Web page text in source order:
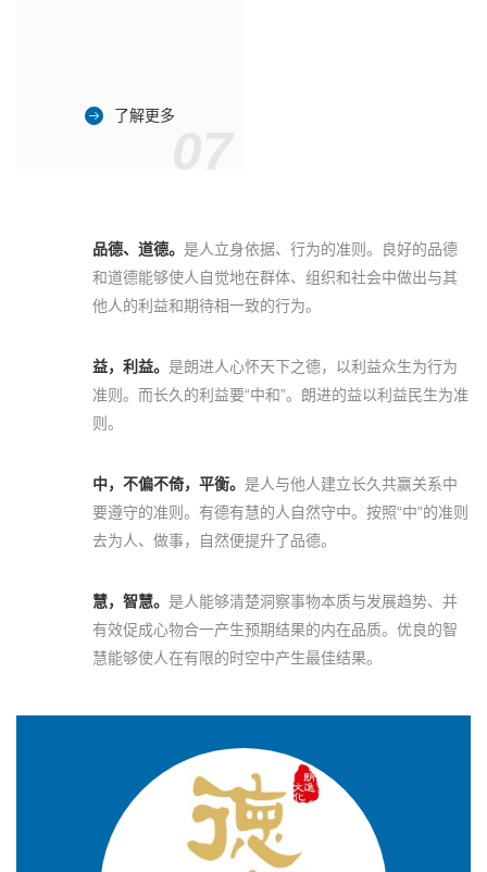
了解更多
品德、道德。 是人立身依据、行为的准则。良好的品德
和道德能够使人自觉地在群体、组织和社会中做出与其
他人的利益和期待相一致的行为。
益，利益。 是朗进人心怀天下之德，以利益众生为行为
准则。而长久的利益要“中和”。朗进的益以利益民生为准
则。
中，不偏不倚，平衡。 是人与他人建立长久共赢关系中
要遵守的准则。有德有慧的人自然守中。按照“中”的准则
去为人、做事，自然便提升了品德。
慧，智慧。 是人能够清楚洞察事物本质与发展趋势、并
有效促成心物合一产生预期结果的内在品质。优良的智
慧能够使人在有限的时空中产生最佳结果。